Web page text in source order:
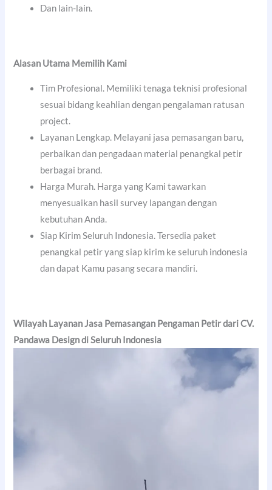
Dan lain-lain.
Alasan Utama Memilih Kami
Tim Profesional. Memiliki tenaga teknisi profesional
sesuai bidang keahlian dengan pengalaman ratusan
project.
Layanan Lengkap. Melayani jasa pemasangan baru,
perbaikan dan pengadaan material penangkal petir
berbagai brand.
Harga Murah. Harga yang Kami tawarkan
menyesuaikan hasil survey lapangan dengan
kebutuhan Anda.
Siap Kirim Seluruh Indonesia. Tersedia paket
penangkal petir yang siap kirim ke seluruh indonesia
dan dapat Kamu pasang secara mandiri.
Wilayah Layanan Jasa Pemasangan Pengaman Petir dari CV.
Pandawa Design di Seluruh Indonesia